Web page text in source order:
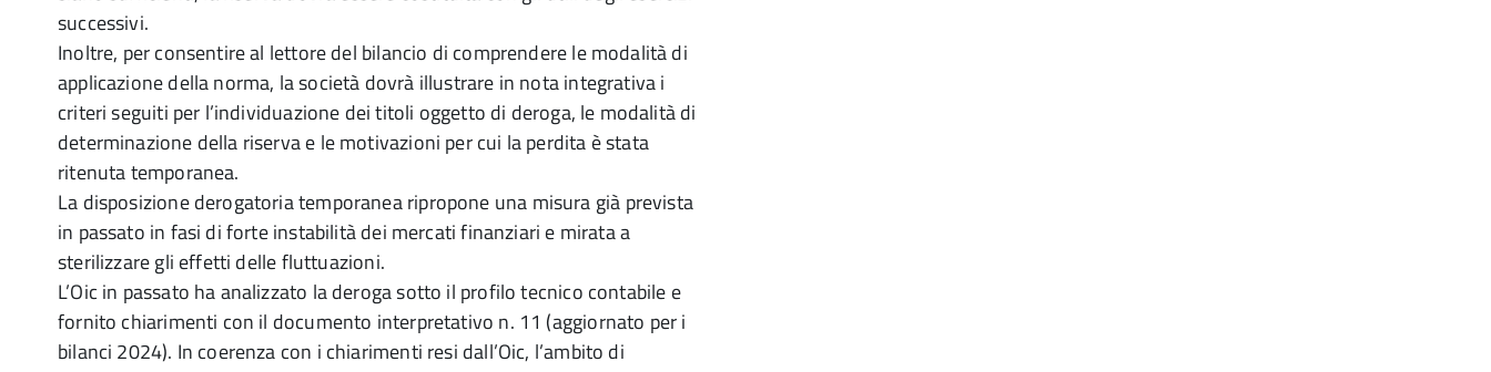
successivi.
Inoltre, per consentire al lettore del bilancio di comprendere le modalità di
applicazione della norma, la società dovrà illustrare in nota integrativa i
criteri seguiti per l’individuazione dei titoli oggetto di deroga, le modalità di
determinazione della riserva e le motivazioni per cui la perdita è stata
ritenuta temporanea.
La disposizione derogatoria temporanea ripropone una misura già prevista
in passato in fasi di forte instabilità dei mercati finanziari e mirata a
sterilizzare gli effetti delle fluttuazioni.
L’Oic in passato ha analizzato la deroga sotto il profilo tecnico contabile e
fornito chiarimenti con il documento interpretativo n. 11 (aggiornato per i
bilanci 2024). In coerenza con i chiarimenti resi dall’Oic, l’ambito di